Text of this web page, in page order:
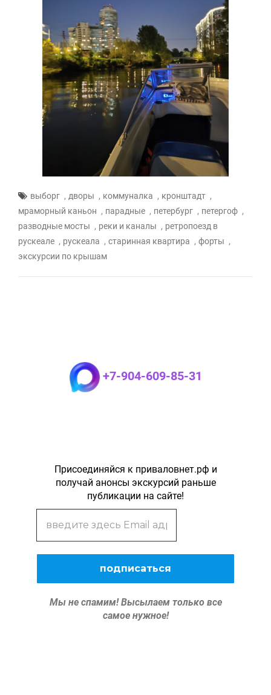
выборг , дворы , коммуналка , кронштадт ,
мраморный каньон , парадные , петербург , петергоф ,
разводные мосты , реки и каналы , ретропоезд в
рускеале , рускеала , старинная квартира , форты ,
экскурсии по крышам
+7-904-609-85-31
Присоединяйся к приваловнет.рф и
получай анонсы экскурсий раньше
публикации на сайте!
Мы не спамим! Высылаем только все
самое нужное!